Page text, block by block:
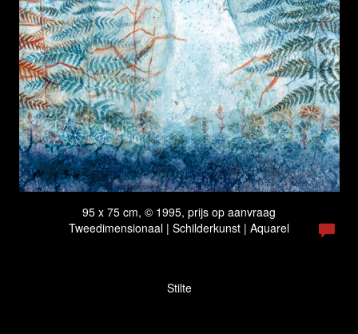
95 x 75 cm, © 1995, prijs op aanvraag
Tweedimensionaal | Schilderkunst | Aquarel
Stilte